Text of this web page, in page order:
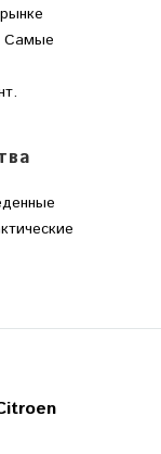
Самые